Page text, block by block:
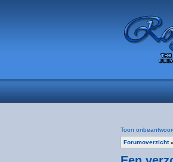
Toon
Forumoverzicht»